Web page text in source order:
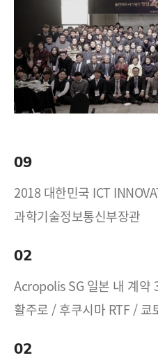
09
2018 대한민국 ICT
과학기술정보통신부장관
02
Acropolis SG 일본 내 계약
활주로 / 후쿠시마 RTF / 쿄
02